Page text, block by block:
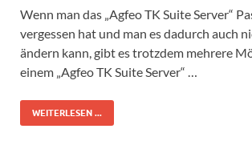
Wenn man das „Agfeo TK Suite Server“
vergessen hat und man es dadurch auch
ändern kann, gibt es trotzdem mehrere
einem „Agfeo TK Suite Server“ …
WEITERLESEN ...